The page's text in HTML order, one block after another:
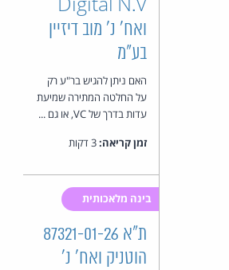
Digital N.V
ואח' נ' מוב דיזיין
בע"מ
האם ניתן להגיש בר"ע רק
על החלטה המתירה שמיעת
עדות בדרך של VC, או גם ...
זמן קריאה:
בינה מלאכותית
ת"א 87321-01-26
הוטניק ואח' נ'